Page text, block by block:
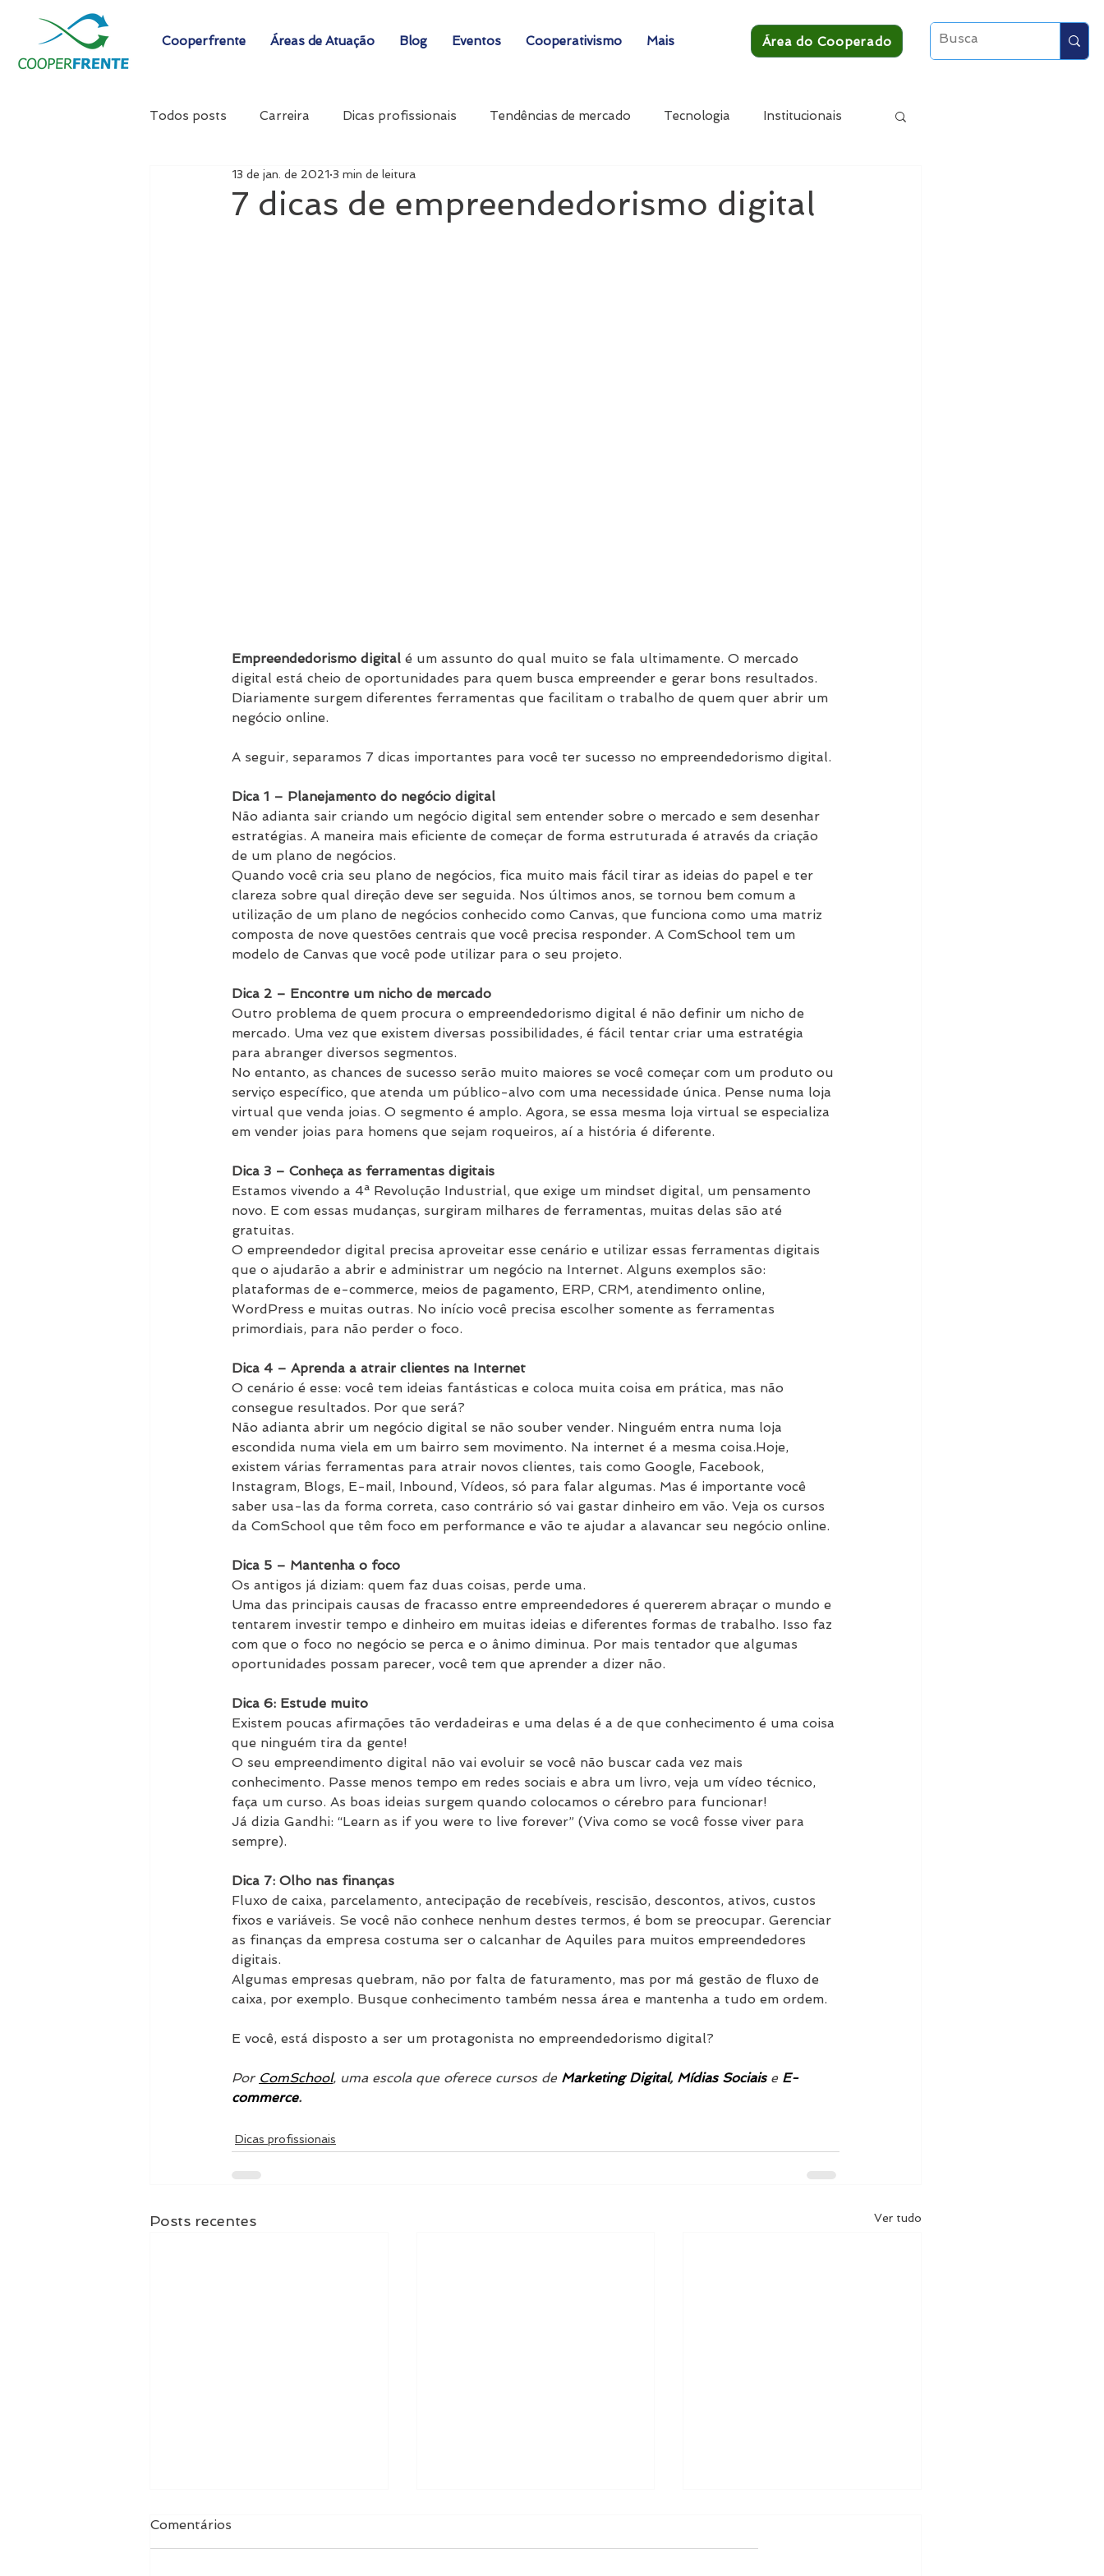
Cooperfrente Áreas de Atuação Blog Eventos Cooperativismo Mais Área do Cooperado
Todos posts Carreira Dicas profissionais Tendências de mercado Tecnologia Institucionais
7 dicas de empreendedorismo digital
13 de jan. de 2021 3 min de leitura
Empreendedorismo digital é um assunto do qual muito se fala ultimamente. O mercado
digital está cheio de oportunidades para quem busca empreender e gerar bons resultados.
Diariamente surgem diferentes ferramentas que facilitam o trabalho de quem quer abrir um
negócio online.
A seguir, separamos 7 dicas importantes para você ter sucesso no empreendedorismo digital.
Dica 1 – Planejamento do negócio digital
Não adianta sair criando um negócio digital sem entender sobre o mercado e sem desenhar
estratégias. A maneira mais eficiente de começar de forma estruturada é através da criação
de um plano de negócios.
Quando você cria seu plano de negócios, fica muito mais fácil tirar as ideias do papel e ter
clareza sobre qual direção deve ser seguida. Nos últimos anos, se tornou bem comum a
utilização de um plano de negócios conhecido como Canvas, que funciona como uma matriz
composta de nove questões centrais que você precisa responder. A ComSchool tem um
modelo de Canvas que você pode utilizar para o seu projeto.
Dica 2 – Encontre um nicho de mercado
Outro problema de quem procura o empreendedorismo digital é não definir um nicho de
mercado. Uma vez que existem diversas possibilidades, é fácil tentar criar uma estratégia
para abranger diversos segmentos.
No entanto, as chances de sucesso serão muito maiores se você começar com um produto ou
serviço específico, que atenda um público-alvo com uma necessidade única. Pense numa loja
virtual que venda joias. O segmento é amplo. Agora, se essa mesma loja virtual se especializa
em vender joias para homens que sejam roqueiros, aí a história é diferente.
Dica 3 – Conheça as ferramentas digitais
Estamos vivendo a 4ª Revolução Industrial, que exige um mindset digital, um pensamento
novo. E com essas mudanças, surgiram milhares de ferramentas, muitas delas são até
gratuitas.
O empreendedor digital precisa aproveitar esse cenário e utilizar essas ferramentas digitais
que o ajudarão a abrir e administrar um negócio na Internet. Alguns exemplos são:
plataformas de e-commerce, meios de pagamento, ERP, CRM, atendimento online,
WordPress e muitas outras. No início você precisa escolher somente as ferramentas
primordiais, para não perder o foco.
Dica 4 – Aprenda a atrair clientes na Internet
O cenário é esse: você tem ideias fantásticas e coloca muita coisa em prática, mas não
consegue resultados. Por que será?
Não adianta abrir um negócio digital se não souber vender. Ninguém entra numa loja
escondida numa viela em um bairro sem movimento. Na internet é a mesma coisa.Hoje,
existem várias ferramentas para atrair novos clientes, tais como Google, Facebook,
Instagram, Blogs, E-mail, Inbound, Vídeos, só para falar algumas. Mas é importante você
saber usa-las da forma correta, caso contrário só vai gastar dinheiro em vão. Veja os cursos
da ComSchool que têm foco em performance e vão te ajudar a alavancar seu negócio online.
Dica 5 – Mantenha o foco
Os antigos já diziam: quem faz duas coisas, perde uma.
Uma das principais causas de fracasso entre empreendedores é quererem abraçar o mundo e
tentarem investir tempo e dinheiro em muitas ideias e diferentes formas de trabalho. Isso faz
com que o foco no negócio se perca e o ânimo diminua. Por mais tentador que algumas
oportunidades possam parecer, você tem que aprender a dizer não.
Dica 6: Estude muito
Existem poucas afirmações tão verdadeiras e uma delas é a de que conhecimento é uma coisa
que ninguém tira da gente!
O seu empreendimento digital não vai evoluir se você não buscar cada vez mais
conhecimento. Passe menos tempo em redes sociais e abra um livro, veja um vídeo técnico,
faça um curso. As boas ideias surgem quando colocamos o cérebro para funcionar!
Já dizia Gandhi: “Learn as if you were to live forever” (Viva como se você fosse viver para
sempre).
Dica 7: Olho nas finanças
Fluxo de caixa, parcelamento, antecipação de recebíveis, rescisão, descontos, ativos, custos
fixos e variáveis. Se você não conhece nenhum destes termos, é bom se preocupar. Gerenciar
as finanças da empresa costuma ser o calcanhar de Aquiles para muitos empreendedores
digitais.
Algumas empresas quebram, não por falta de faturamento, mas por má gestão de fluxo de
caixa, por exemplo. Busque conhecimento também nessa área e mantenha a tudo em ordem.
E você, está disposto a ser um protagonista no empreendedorismo digital?
Por ComSchool, uma escola que oferece cursos de Marketing Digital, Mídias Sociais e E-
commerce.
Dicas profissionais
Posts recentes Ver tudo
Comentários